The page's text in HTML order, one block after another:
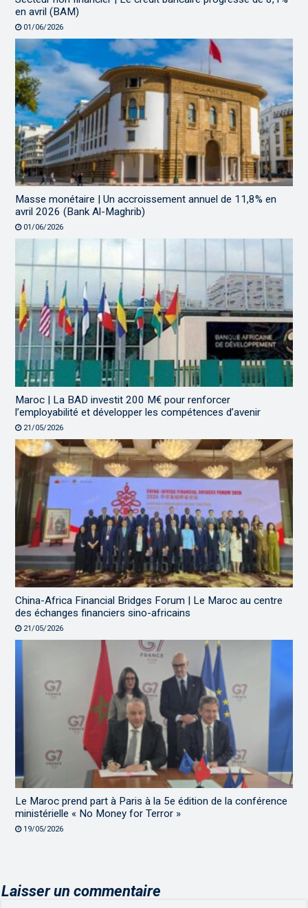
en avril (BAM)
01/06/2026
Masse monétaire | Un accroissement annuel de 11,8% en
avril 2026 (Bank Al-Maghrib)
01/06/2026
Maroc | La BAD investit 200 M€ pour renforcer
l’employabilité et développer les compétences d’avenir
21/05/2026
China-Africa Financial Bridges Forum | Le Maroc au centre
des échanges financiers sino-africains
21/05/2026
Le Maroc prend part à Paris à la 5e édition de la conférence
ministérielle « No Money for Terror »
19/05/2026
Laisser un commentaire